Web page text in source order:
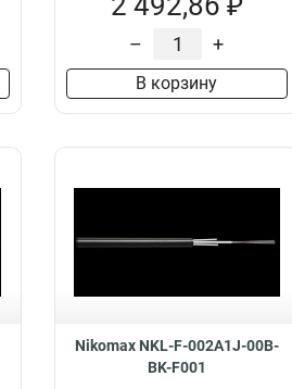
– +
В корзину
Nikomax NKL-F-002A1J-00B-
BK-F001